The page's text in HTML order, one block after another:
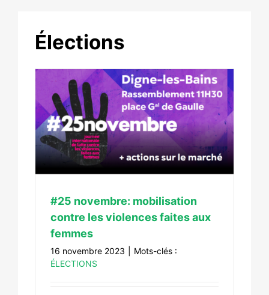
Élections
#25 novembre: mobilisation
contre les violences faites aux
femmes
16 novembre 2023
Mots-clés :
ÉLECTIONS